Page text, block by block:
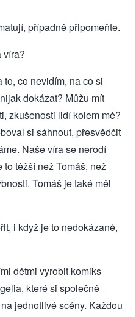
případně připomeňte.
víra?
co nevidím, na co si
dokázat? Můžu mít
zkušenosti lidí kolem mě?
si sáhnout, přesvědčit
Naše víra se nerodí
těžší než Tomáš, než
Tomáš je také měl
i když je to nedokázané,
dětmi vyrobit komiks
které si společně
jednotlivé scény. Každou